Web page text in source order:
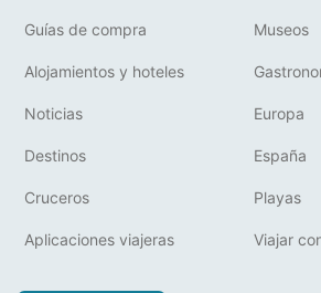
Guías de compra Museos
Alojamientos y hoteles
Noticias Europa
Destinos España
Cruceros Playas
Aplicaciones viajeras Viajar